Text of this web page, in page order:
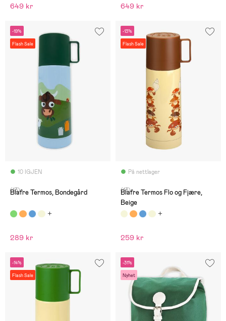
649 kr 649 kr
-19%
Flash Sale
10 IGJEN
(13)
Blafre Termos, Bondegård
289 kr
-13%
Flash Sale
På nettlager
(13)
Blafre Termos Flo og Fjære,
Beige
259 kr
-14%
Flash Sale
-31%
Nyhet